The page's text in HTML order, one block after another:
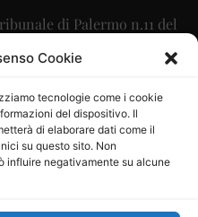
Cookie
tecnologie come i cookie
del dispositivo. Il
di elaborare dati come il
su questo sito. Non
influire negativamente su alcune
di Palermo n.11 del
Scaglione
Maria Calabrese